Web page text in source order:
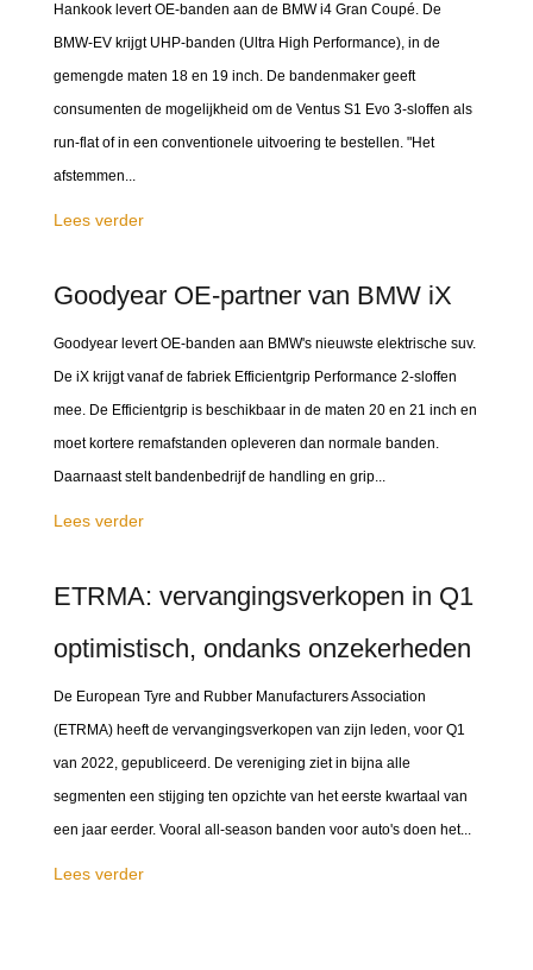
Hankook levert OE-banden aan de BMW i4 Gran Coupé. De
BMW-EV krijgt UHP-banden (Ultra High Performance), in de
gemengde maten 18 en 19 inch. De bandenmaker geeft
consumenten de mogelijkheid om de Ventus S1 Evo 3-sloffen als
run-flat of in een conventionele uitvoering te bestellen. "Het
afstemmen...
Lees verder
Goodyear OE-partner van BMW iX
Goodyear levert OE-banden aan BMW's nieuwste elektrische suv.
De iX krijgt vanaf de fabriek Efficientgrip Performance 2-sloffen
mee. De Efficientgrip is beschikbaar in de maten 20 en 21 inch en
moet kortere remafstanden opleveren dan normale banden.
Daarnaast stelt bandenbedrijf de handling en grip...
Lees verder
ETRMA: vervangingsverkopen in Q1
optimistisch, ondanks onzekerheden
De European Tyre and Rubber Manufacturers Association
(ETRMA) heeft de vervangingsverkopen van zijn leden, voor Q1
van 2022, gepubliceerd. De vereniging ziet in bijna alle
segmenten een stijging ten opzichte van het eerste kwartaal van
een jaar eerder. Vooral all-season banden voor auto's doen het...
Lees verder